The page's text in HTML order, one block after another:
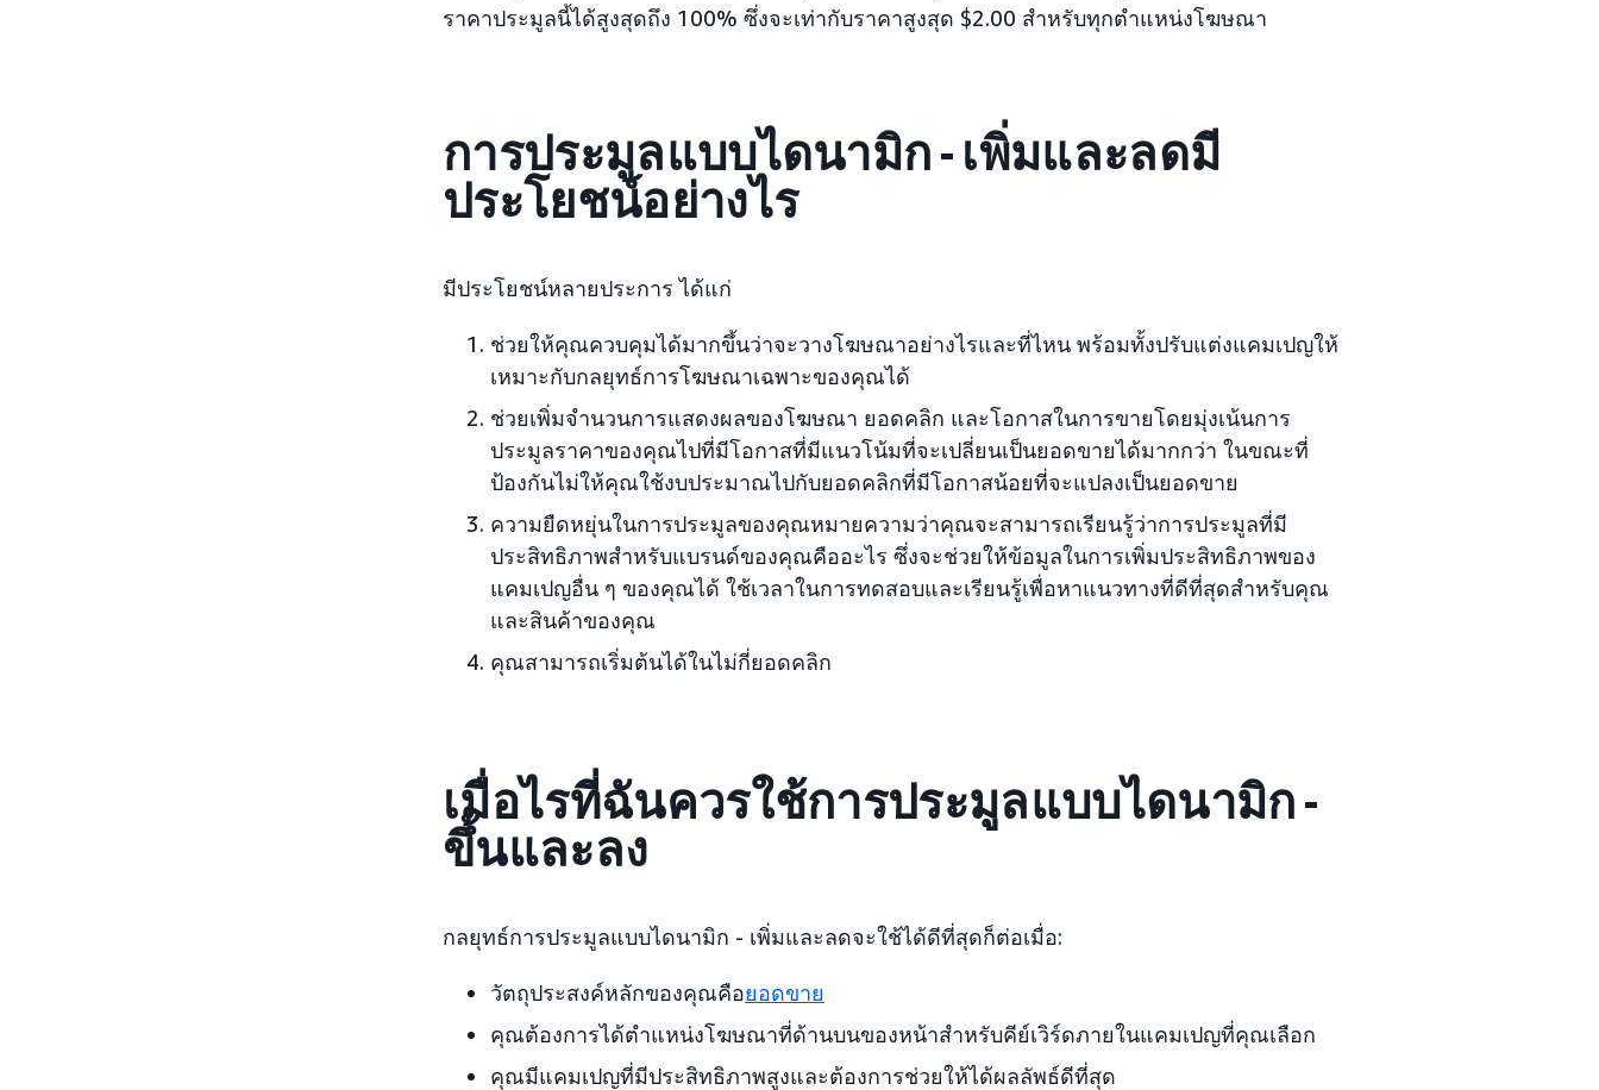
ราคาประมูลนี้ได้สูงสุดถึง 100% ซึ่งจะเท่ากับราคาสูงสุด $2.00 สำหรับทุกตำแหน่งโฆษณา
การประมูลแบบไดนามิก - เพิ่มและลดมี
ประโยชน์อย่างไร
มีประโยชน์หลายประการ ได้แก่
ช่วยให้คุณควบคุมได้มากขึ้นว่าจะวางโฆษณาอย่างไรและที่ไหน พร้อมทั้งปรับแต่งแคมเปญให้
เหมาะกับกลยุทธ์การโฆษณาเฉพาะของคุณได้
ช่วยเพิ่มจำนวนการแสดงผลของโฆษณา ยอดคลิก และโอกาสในการขายโดยมุ่งเน้นการ
ประมูลราคาของคุณไปที่มีโอกาสที่มีแนวโน้มที่จะเปลี่ยนเป็นยอดขายได้มากกว่า ในขณะที่
ป้องกันไม่ให้คุณใช้งบประมาณไปกับยอดคลิกที่มีโอกาสน้อยที่จะแปลงเป็นยอดขาย
ความยืดหยุ่นในการประมูลของคุณหมายความว่าคุณจะสามารถเรียนรู้ว่าการประมูลที่มี
ประสิทธิภาพสำหรับแบรนด์ของคุณคืออะไร ซึ่งจะช่วยให้ข้อมูลในการเพิ่มประสิทธิภาพของ
แคมเปญอื่น ๆ ของคุณได้ ใช้เวลาในการทดสอบและเรียนรู้เพื่อหาแนวทางที่ดีที่สุดสำหรับคุณ
และสินค้าของคุณ
คุณสามารถเริ่มต้นได้ในไม่กี่ยอดคลิก
เมื่อไรที่ฉันควรใช้การประมูลแบบไดนามิก -
ขึ้นและลง
กลยุทธ์การประมูลแบบไดนามิก - เพิ่มและลดจะใช้ได้ดีที่สุดก็ต่อเมื่อ:
วัตถุประสงค์หลักของคุณคือยอดขาย
คุณต้องการได้ตำแหน่งโฆษณาที่ด้านบนของหน้าสำหรับคีย์เวิร์ดภายในแคมเปญที่คุณเลือก
คุณมีแคมเปญที่มีประสิทธิภาพสูงและต้องการช่วยให้ได้ผลลัพธ์ดีที่สุด